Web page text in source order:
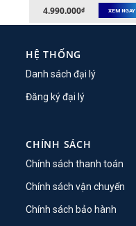
4.990.000₫ XEM NGAY
HỆ THỐNG
Danh sách đại lý
Đăng ký đại lý
CHÍNH SÁCH
Chính sách thanh toán
Chính sách vận chuyển
Chính sách bảo hành